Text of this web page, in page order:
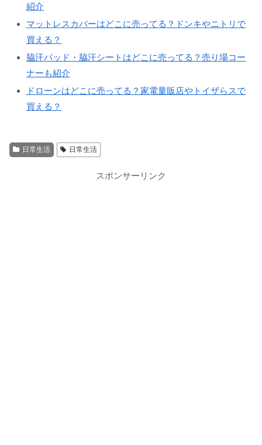
紹介
マットレスカバーはどこに売ってる？ドンキやニトリで
買える？
脇汗パッド・脇汗シートはどこに売ってる？売り場コー
ナーも紹介
ドローンはどこに売ってる？家電量販店やトイザらスで
買える？
日常生活 日常生活
スポンサーリンク